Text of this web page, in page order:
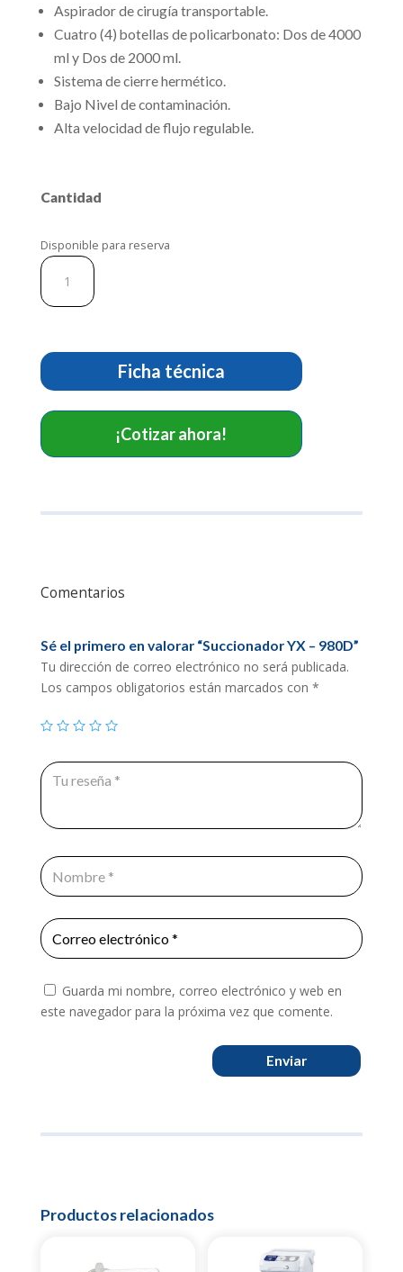
Aspirador de cirugía transportable.
Cuatro (4) botellas de policarbonato: Dos de 4000
ml y Dos de 2000 ml.
Sistema de cierre hermético.
Bajo Nivel de contaminación.
Alta velocidad de flujo regulable.
Cantidad
Disponible para reserva
Succionador
–
Ficha técnica
¡Cotizar ahora!
Comentarios
Sé el primero en valorar “Succionador YX – 980D”
Tu dirección de correo electrónico no será publicada.
Los campos obligatorios están marcados con *
Guarda mi nombre, correo electrónico y web en
este navegador para la próxima vez que comente.
Enviar
Productos relacionados